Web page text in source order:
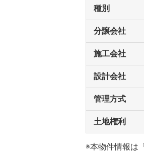
種別
分譲会社
施工会社
設計会社
管理方式
土地権利
※本物件情報は「